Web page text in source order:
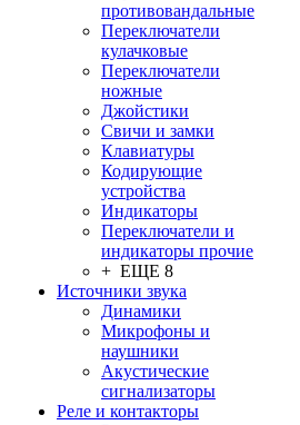
противовандальные
Переключатели
кулачковые
Переключатели
ножные
Джойстики
Свичи и замки
Клавиатуры
Кодирующие
устройства
Индикаторы
Переключатели и
индикаторы прочие
+ ЕЩЕ 8
Источники звука
Динамики
Микрофоны и
наушники
Акустические
сигнализаторы
Реле и контакторы